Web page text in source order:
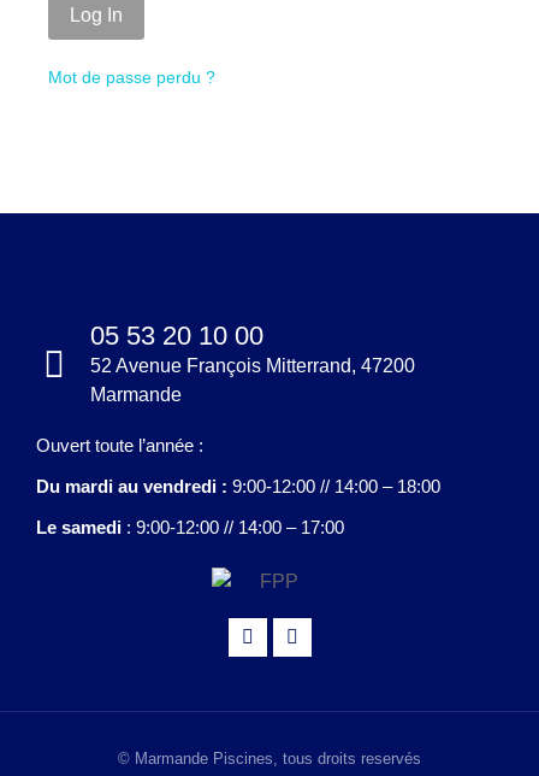
Log In
Mot de passe perdu ?
05 53 20 10 00
52 Avenue François Mitterrand, 47200
Marmande
Ouvert toute l’année :
Du mardi au vendredi : 9:00-12:00 // 14:00 – 18:00
Le samedi : 9:00-12:00 // 14:00 – 17:00
© Marmande Piscines, tous droits reservés